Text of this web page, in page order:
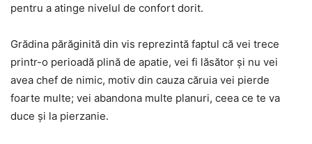
pentru a atinge nivelul de confort dorit.
Grădina părăginită din vis reprezintă faptul că vei trece
printr-o perioadă plină de apatie, vei fi lăsător și nu vei
avea chef de nimic, motiv din cauza căruia vei pierde
foarte multe; vei abandona multe planuri, ceea ce te va
duce și la pierzanie.